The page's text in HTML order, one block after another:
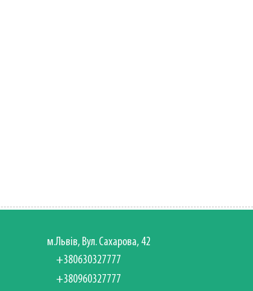
м.Львів, Вул. Сахарова, 42
+380630327777
+380960327777